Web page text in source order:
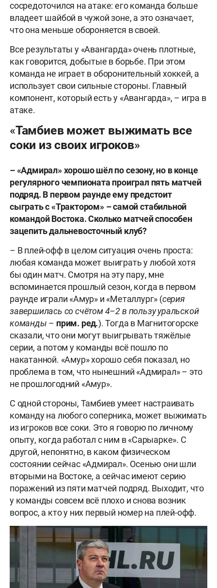
сосредоточился на атаке: его команда больше
владеет шайбой в чужой зоне, а это означает,
что она меньше обороняется в своей.
Все результаты у «Авангарда» очень плотные,
как говорится, добытые в борьбе. При этом
команда не играет в оборонительный хоккей, а
использует свои сильные стороны. Главный
компонент, который есть у «Авангарда», – игра в
атаке.
«Тамбиев может выжимать все
соки из своих игроков»
–«Адмирал»хорошо шёл посезону,но в конце
регулярногочемпионата проиграл пять матчей
подряд. В первом раундеему предстоит
сыгратьс«Трактором» –самойстабильной
командой Востока.Сколько матчейспособен
зацепитьдальневосточный клуб?
– В плей-офф в целом ситуация очень проста:
любая команда может выиграть у любой хотя
бы один матч. Смотря на эту пару, мне
вспоминается прошлый сезон, когда в первом
раунде играли «Амур» и «Металлург» (серия
завершилась сосчётом4–2в пользу уральской
команды – прим. ред.). Тогда в Магнитогорске
сказали, что они могут выигрывать тяжёлые
серии, а потом у команды всё пошло по
накатанной. «Амур» хорошо себя показал, но
проблема в том, что нынешний «Адмирал» – это
не прошлогодний «Амур».
С одной стороны, Тамбиев умеет настраивать
команду на любого соперника, может выжимать
из игроков все соки. Это я говорю по личному
опыту, когда работал с ним в «Сарыарке». С
другой, непонятно, в каком физическом
состоянии сейчас «Адмирал». Осенью они шли
вторыми на Востоке, а сейчас имеют серию
поражений из пяти матчей подряд. Выходит, что
у команды совсем всё плохо и снова возник
вопрос, а кто у них первый номер на плей-офф.